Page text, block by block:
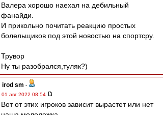
Валера хорошо наехал на дебильный
фанайди.
И прикольно почитать реакцию простых
болельщиков под этой новостью на спортсру.
Трувор
Ну ты разобрался,туляк?)
irod sm -
01 авг 2022 08:54
Вот от этих игроков зависит вырастет или нет